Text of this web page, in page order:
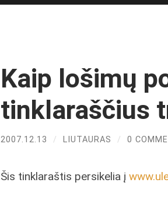
Kaip lošimų
tinklaraščius
2007.12.13 / LIUTAURAS / 0
Šis tinklaraštis persikelia į